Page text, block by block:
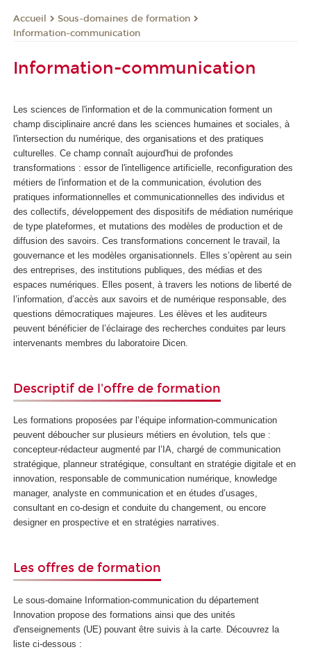
Accueil
Sous-domaines de formation
Information-communication
Information-communication
Les sciences de l'information et de la communication forment un
champ disciplinaire ancré dans les sciences humaines et sociales, à
l'intersection du numérique, des organisations et des pratiques
culturelles. Ce champ connaît aujourd'hui de profondes
transformations : essor de l'intelligence artificielle, reconfiguration des
métiers de l'information et de la communication, évolution des
pratiques informationnelles et communicationnelles des individus et
des collectifs, développement des dispositifs de médiation numérique
de type plateformes, et mutations des modèles de production et de
diffusion des savoirs. Ces transformations concernent le travail, la
gouvernance et les modèles organisationnels. Elles s’opèrent au sein
des entreprises, des institutions publiques, des médias et des
espaces numériques. Elles posent, à travers les notions de liberté de
l’information, d’accès aux savoirs et de numérique responsable, des
questions démocratiques majeures. Les élèves et les auditeurs
peuvent bénéficier de l’éclairage des recherches conduites par leurs
intervenants membres du laboratoire Dicen.
Descriptif de l'offre de formation
Les formations proposées par l’équipe information-communication
peuvent déboucher sur plusieurs métiers en évolution, tels que :
concepteur-rédacteur augmenté par l’IA, chargé de communication
stratégique, planneur stratégique, consultant en stratégie digitale et en
innovation, responsable de communication numérique, knowledge
manager, analyste en communication et en études d’usages,
consultant en co-design et conduite du changement, ou encore
designer en prospective et en stratégies narratives.
Les offres de formation
Le sous-domaine Information-communication du département
Innovation propose des formations ainsi que des unités
d'enseignements (UE) pouvant être suivis à la carte. Découvrez la
liste ci-dessous :